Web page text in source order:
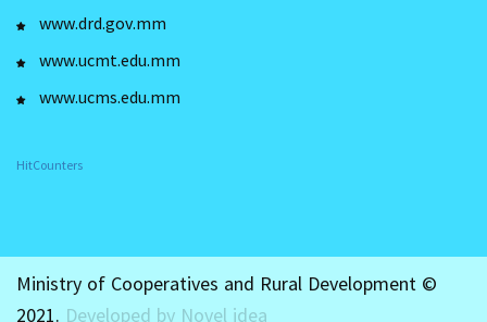
www.drd.gov.mm
www.ucmt.edu.mm
www.ucms.edu.mm
HitCounters
Ministry of Cooperatives and Rural Development ©
2021. Developed by Novel idea